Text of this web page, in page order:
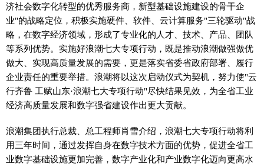
济社会数字化转型的优秀服务商，新型基础设施建设的骨干企
业"的战略定位，积极实施硬件、软件、云计算服务"三轮驱动"战
略，在数字经济领域，形成了专业化的人才、技术、产品、团队
等系列优势。实施好浪潮七大专项行动，既是推动浪潮做强做优
做大、实现高质量发展的需要，更是落实省委省政府部署、履行
企业责任的重要举措。浪潮将以这次启动仪式为契机，努力使"云
行齐鲁 工赋山东·浪潮七大专项行动"尽快结果见效，为全省工业
经济高质量发展和数字强省建设作出更大贡献。
浪潮集团执行总裁、总工程师肖雪介绍，浪潮七大专项行动将利
用三年时间，通过发挥自身在数字技术方面的优势，促进全省工
业数字基础设施更加完善，数字产业化和产业数字化迈向更高水